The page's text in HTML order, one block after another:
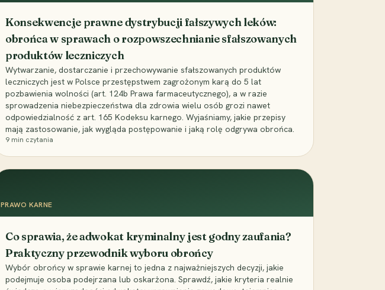
Konsekwencje prawne dystrybucji fałszywych leków:
obrońca w sprawach o rozpowszechnianie sfałszowanych
produktów leczniczych
Wytwarzanie, dostarczanie i przechowywanie sfałszowanych produktów
leczniczych jest w Polsce przestępstwem zagrożonym karą do 5 lat
pozbawienia wolności (art. 124b Prawa farmaceutycznego), a w razie
sprowadzenia niebezpieczeństwa dla zdrowia wielu osób grozi nawet
odpowiedzialność z art. 165 Kodeksu karnego. Wyjaśniamy, jakie przepisy
mają zastosowanie, jak wygląda postępowanie i jaką rolę odgrywa obrońca.
9 min czytania
PRAWO KARNE
Co sprawia, że adwokat kryminalny jest godny zaufania?
Praktyczny przewodnik wyboru obrońcy
Wybór obrońcy w sprawie karnej to jedna z najważniejszych decyzji, jakie
podejmuje osoba podejrzana lub oskarżona. Sprawdź, jakie kryteria realnie